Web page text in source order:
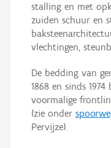
stalling en met
zuiden schuur en
vlechtingen,
De bedding van
1868 en sinds
voormalige
(zie onder
Pervijze).